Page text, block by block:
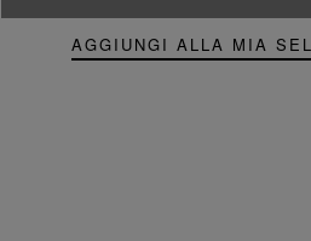
AGGIUNGI ALLA MIA